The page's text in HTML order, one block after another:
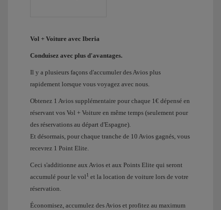
Vol + Voiture avec Iberia
Conduisez avec plus d'avantages.
Il y a plusieurs façons d'accumuler des Avios plus
rapidement lorsque vous voyagez avec nous.
Obtenez 1 Avios supplémentaire pour chaque 1€ dépensé en
réservant vos Vol + Voiture en même temps (seulement pour
des réservations au départ d'Espagne).
Et désormais, pour chaque tranche de 10 Avios gagnés, vous
recevrez 1 Point Elite.
Ceci s'additionne aux Avios et aux Points Elite qui seront
accumulé pour le vol1 et la location de voiture lors de votre
réservation.
Économisez, accumulez des Avios et profitez au maximum